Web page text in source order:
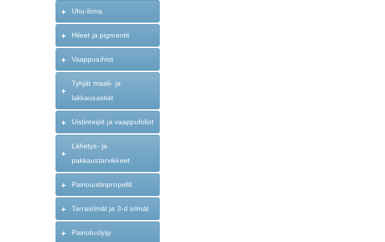
Uhu-liima
Hileet ja pigmentit
Vaappuaihiot
Tyhjät maali- ja
lakkausastiat
Uistinteipit ja vaappufoliot
Lähetys- ja
pakkaustarvikkeet
Painouistinpropellit
Tarrasilmät ja 3-d silmät
Painotuslyijy